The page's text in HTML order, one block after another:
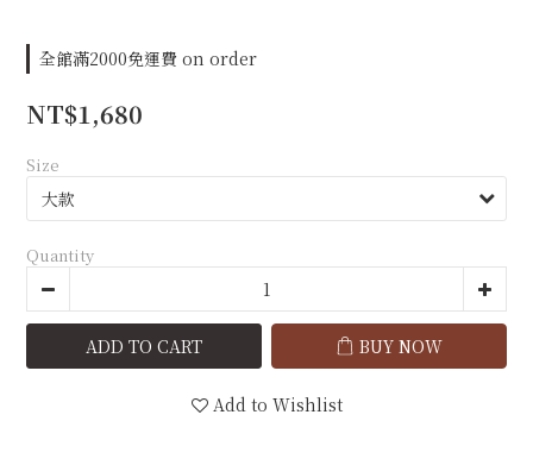
全館滿2000免運費 on order
NT$1,680
Size
Quantity
ADD TO CART BUY NOW
Add to Wishlist